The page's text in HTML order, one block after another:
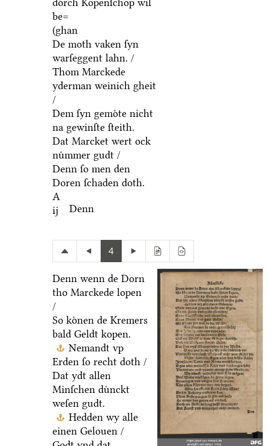
doͤrch Kopenſchop wil
be=
(ghan
De moth vaken ſyn
warſeggent lahn. /
Thom Marckede
yderman weinich gheit
/
Dem ſyn gemoͤte nicht
na gewinſte ſteith.
Dat Marcket wert ock
nuͤmmer gudt /
Denn ſo men den
Doren ſchaden doth.
A
ij
Denn
4
Denn wenn de Dorn
tho Marckede lopen
/
So koͤnen de Kremers
bald Geldt kopen.
Nemandt vp
Erden ſo recht doth /
Dat ydt allen
Minſchen duͤnckt
weſen gudt.
Hedden wy alle
einen Gelouen /